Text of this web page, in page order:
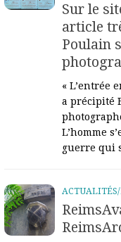
Sur le
article
Poulain
« L’entrée
a précipité
L’homme
guerre qui